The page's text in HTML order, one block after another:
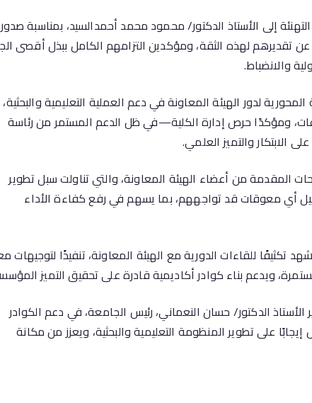
إلى الأستاذ الدكتور/ محمود محمد أحمدالسيد، بمناسبة صدور
عن تقديرهم لهذه الثقة، ومؤكدين التزامهم الكامل ببذل أقصى
والانضباط.
لدور الهيئة المعاونة في دعم العملية التعليمية والبحثية،
ومؤكدًا حرص إدارة الكلية—في ظل الدعم المستمر من رئاسة
والتميز العلمي.
المقدمة من أعضاء الهيئة المعاونة، والتي تناولت سبل تطوير
أي معوقات قد تواجههم، بما يسهم في رفع كفاءة الأداء
تكثيفًا للقاءات الدورية مع الهيئة المعاونة، تنفيذًا لتوجيهات
ويدعم بناء كوادر أكاديمية قادرة على تحقيق التميز
الأستاذ الدكتور/ حسان النعماني، رئيس الجامعة، في دعم الكوادر
إيجابًا على تطوير المنظومة التعليمية والبحثية، ويعزز من مكانة